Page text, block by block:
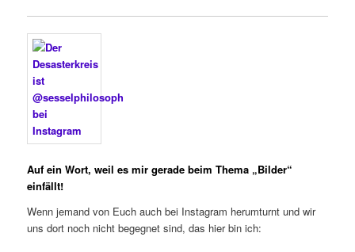
Auf ein Wort, weil es mir gerade beim Thema „Bilder“
einfällt!
Wenn jemand von Euch auch bei Instagram herumturnt und wir
uns dort noch nicht begegnet sind, das hier bin ich: